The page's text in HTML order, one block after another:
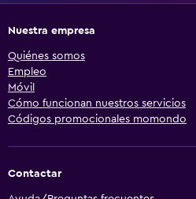
Nuestra empresa
Quiénes somos
Empleo
Móvil
Cómo funcionan nuestros servicios
Códigos promocionales momondo
Contactar